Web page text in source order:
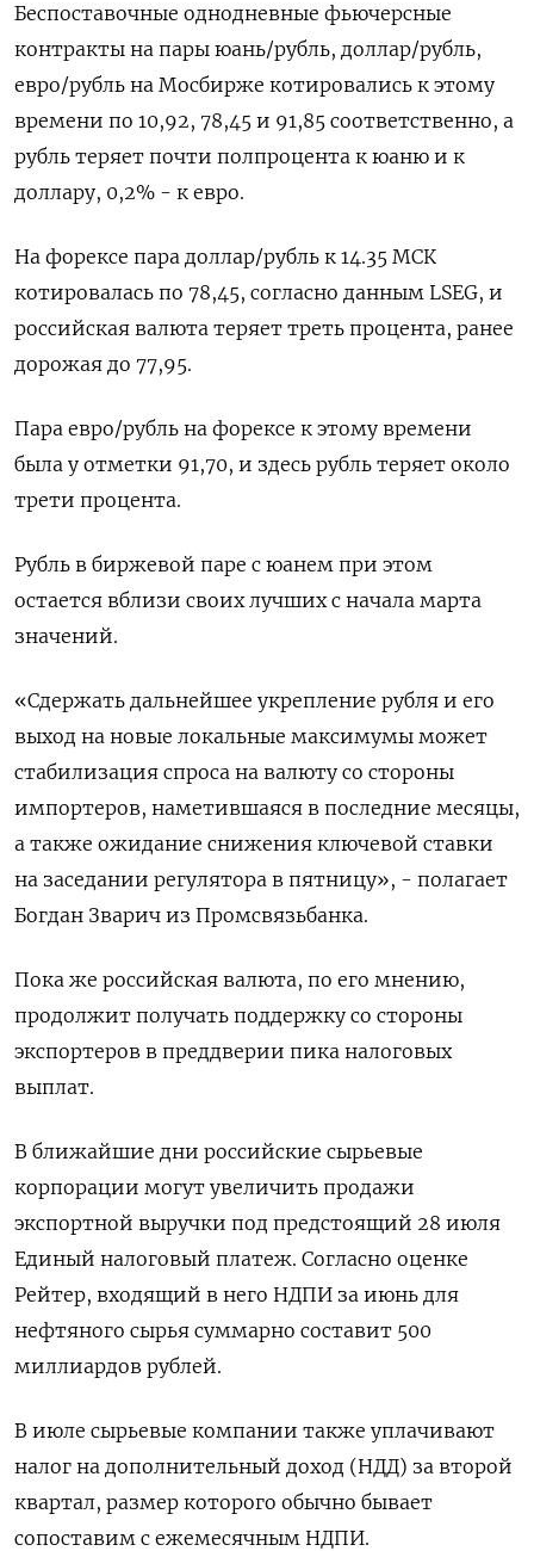
Беспоставочные однодневные фьючерсные
контракты на пары юань/рубль, доллар/рубль,
евро/рубль на Мосбирже котировались к этому
времени по 10,92, 78,45 и 91,85 соответственно, а
рубль теряет почти полпроцента к юаню и к
доллару, 0,2% - к евро.
На форексе пара доллар/рубль к 14.35 МСК
котировалась по 78,45, согласно данным LSEG, и
российская валюта теряет треть процента, ранее
дорожая до 77,95.
Пара евро/рубль на форексе к этому времени
была у отметки 91,70, и здесь рубль теряет около
трети процента.
Рубль в биржевой паре с юанем при этом
остается вблизи своих лучших с начала марта
значений.
«Сдержать дальнейшее укрепление рубля и его
выход на новые локальные максимумы может
стабилизация спроса на валюту со стороны
импортеров, наметившаяся в последние месяцы,
а также ожидание снижения ключевой ставки
на заседании регулятора в пятницу», - полагает
Богдан Зварич из Промсвязьбанка.
Пока же российская валюта, по его мнению,
продолжит получать поддержку со стороны
экспортеров в преддверии пика налоговых
выплат.
В ближайшие дни российские сырьевые
корпорации могут увеличить продажи
экспортной выручки под предстоящий 28 июля
Единый налоговый платеж. Согласно оценке
Рейтер, входящий в него НДПИ за июнь для
нефтяного сырья суммарно составит 500
миллиардов рублей.
В июле сырьевые компании также уплачивают
налог на дополнительный доход (НДД) за второй
квартал, размер которого обычно бывает
сопоставим с ежемесячным НДПИ.